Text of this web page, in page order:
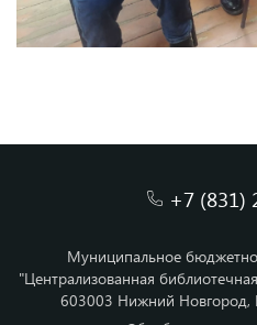
+7 (831)
Муниципальное
"Централизованная
603003 Нижний Новгород,